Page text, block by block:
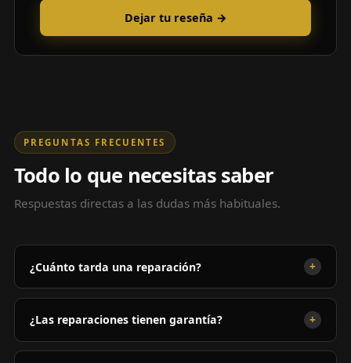
Dejar tu reseña →
PREGUNTAS FRECUENTES
Todo lo que necesitas saber
Respuestas directas a las dudas más habituales.
¿Cuánto tarda una reparación? +
¿Las reparaciones tienen garantía? +